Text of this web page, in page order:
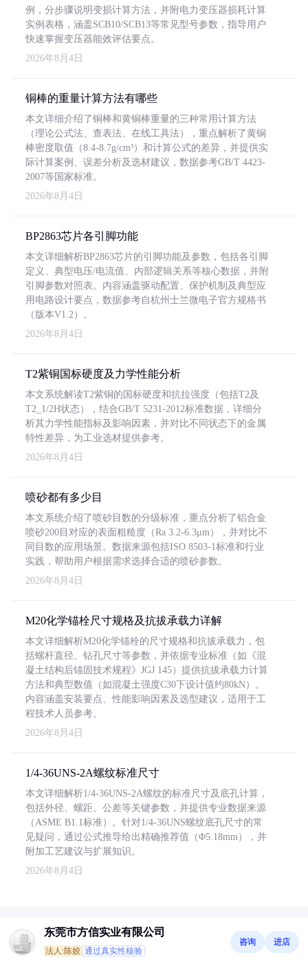
例，分步骤说明变损计算方法，并附电力变压器损耗计算
实例表格，涵盖SCB10/SCB13等常见型号参数，指导用户
快速掌握变压器能效评估要点。
2026年8月4日
铜棒的重量计算方法有哪些
本文详细介绍了铜棒和黄铜棒重量的三种常用计算方法
（理论公式法、查表法、在线工具法），重点解析了黄铜
棒密度取值（8.4-8.7g/cm³）和计算公式的差异，并提供实
际计算案例、误差分析及选材建议，数据参考GB/T 4423-
2007等国家标准。
2026年8月4日
BP2863芯片各引脚功能
本文详细解析BP2863芯片的引脚功能及参数，包括各引脚
定义、典型电压/电流值、内部逻辑关系等核心数据，并附
引脚参数对照表。内容涵盖驱动配置、保护机制及典型应
用电路设计要点，数据参考自杭州士兰微电子官方规格书
（版本V1.2）。
2026年8月4日
T2紫铜国标硬度及力学性能分析
本文系统解读T2紫铜的国标硬度和抗拉强度（包括T2及
T2_1/2H状态），结合GB/T 5231-2012标准数据，详细分
析其力学性能指标及影响因素，并对比不同状态下的金属
特性差异，为工业选材提供参考。
2026年8月4日
喷砂都有多少目
本文系统介绍了喷砂目数的分级标准，重点分析了铝合金
喷砂200目对应的表面粗糙度（Ra 3.2-6.3μm），并对比不
同目数的应用场景。数据来源包括ISO 8503-1标准和行业
实践，帮助用户根据需求选择合适的喷砂参数。
2026年8月4日
M20化学锚栓尺寸规格及抗拔承载力详解
本文详细解析M20化学锚栓的尺寸规格和抗拔承载力，包
括螺杆直径、钻孔尺寸等参数，并依据专业标准（如《混
凝土结构后锚固技术规程》JGJ 145）提供抗拔承载力计算
方法和典型数值（如混凝土强度C30下设计值约80kN）。
内容涵盖安装要点、性能影响因素及选型建议，适用于工
程技术人员参考。
2026年8月4日
1/4-36UNS-2A螺纹标准尺寸
本文详细解析1/4-36UNS-2A螺纹的标准尺寸及底孔计算，
包括外径、螺距、公差等关键参数，并提供专业数据来源
（ASME B1.1标准）。针对1/4-36UNS螺纹底孔尺寸的常
见疑问，通过公式推导给出精确推荐值（Φ5.18mm），并
附加工艺建议与扩展知识。
2026年8月4日
东莞市方信实业有限公司
法人:陈姣 通过真实性核验
咨询 进店